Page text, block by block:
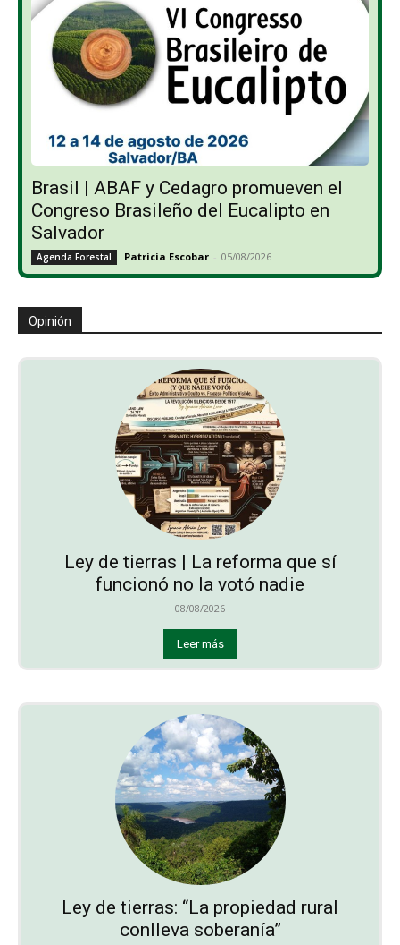
Brasil | ABAF y Cedagro promueven el
Congreso Brasileño del Eucalipto en
Salvador
Agenda Forestal Patricia Escobar - 05/08/2026
Opinión
Ley de tierras | La reforma que sí
funcionó no la votó nadie
08/08/2026
Leer más
Ley de tierras: “La propiedad rural
conlleva soberanía”